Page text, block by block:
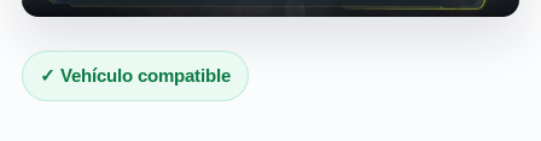
✓ Vehículo compatible